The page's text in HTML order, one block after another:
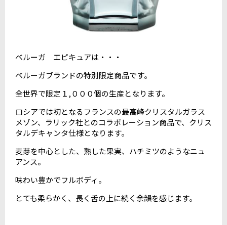
ベルーガ エピキュアは・・・
ベルーガブランドの特別限定商品です。
全世界で限定１,０００個の生産となります。
ロシアでは初となるフランスの最高峰クリスタルガラス
メゾン、ラリック社とのコラボレーション商品で、クリス
タルデキャンタ仕様となります。
麦芽を中心とした、熟した果実、ハチミツのようなニュ
アンス。
味わい豊かでフルボディ。
とても柔らかく、長く舌の上に続く余韻を感じます。